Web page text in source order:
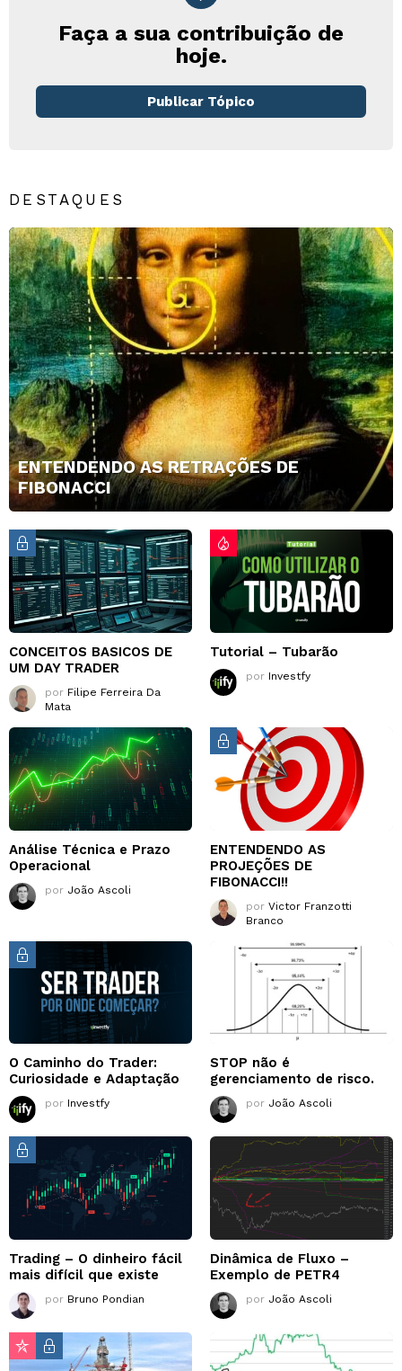
Faça a sua contribuição de
hoje.
Publicar Tópico
DESTAQUES
ENTENDENDO AS RETRAÇÕES DE
FIBONACCI
CONCEITOS BASICOS DE
UM DAY TRADER
por Filipe Ferreira Da
Mata
Tutorial – Tubarão
por Investfy
Análise Técnica e Prazo
Operacional
por João Ascoli
ENTENDENDO AS
PROJEÇÕES DE
FIBONACCI!!
por Victor Franzotti
Branco
O Caminho do Trader:
Curiosidade e Adaptação
por Investfy
STOP não é
gerenciamento de risco.
por João Ascoli
Trading – O dinheiro fácil
mais difícil que existe
por Bruno Pondian
Dinâmica de Fluxo –
Exemplo de PETR4
por João Ascoli